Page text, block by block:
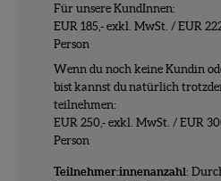
Für unsere KundInnen:
EUR 185,- exkl. MwSt. / EUR
Person
Wenn du noch keine Kundin
bist kannst du natürlich
teilnehmen:
EUR 250,- exkl. MwSt. / EUR
Person
Teilnehmer:innenanzahl: